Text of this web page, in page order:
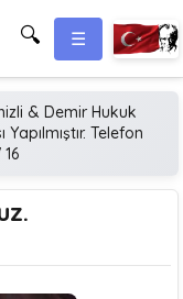
🔍 ☰
& Demir Hukuk
Telefon